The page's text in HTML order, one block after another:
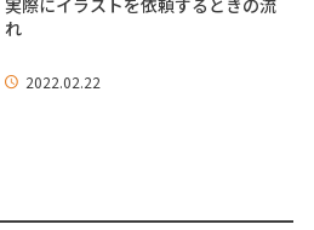
れ
2022.02.22